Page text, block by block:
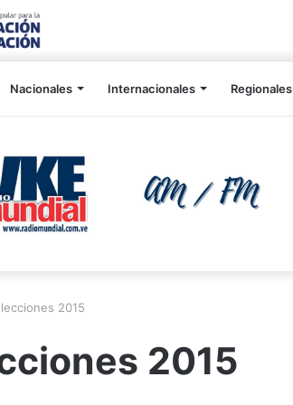
Nacionales Internacionales Regionales
2015
2015